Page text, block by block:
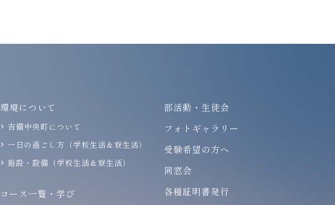
環境について
吉備中央町について
一日の過ごし方（学校生活＆寮生活）
施設・設備（学校生活＆寮生活）
コース一覧・学び
部活動・生徒会
フォトギャラリー
受験希望の方へ
同窓会
各種証明書発行